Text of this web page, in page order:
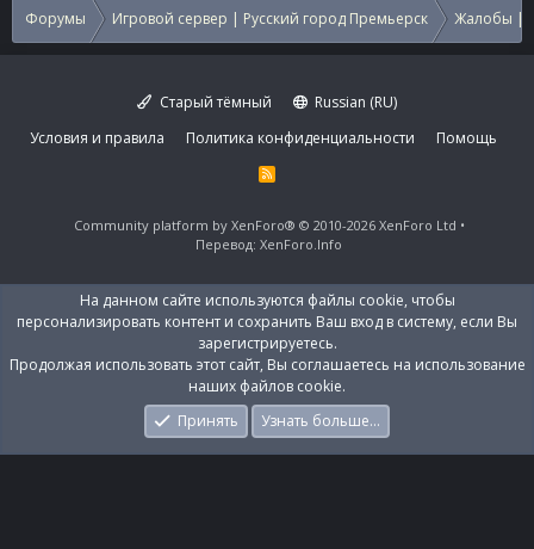
:
Форумы Игровой сервер | Русский город Премьерск Жалобы |
Старый тёмный
Russian (RU)
Условия и правила
Политика конфиденциальности Помощь
R
S
Community platform by XenForo® © 2010-2026 XenForo Ltd
Перевод: XenForo.Info
На данном сайте используются файлы cookie, чтобы
персонализировать контент и сохранить Ваш вход в систему, если Вы
зарегистрируетесь.
Продолжая использовать этот сайт, Вы соглашаетесь на использование
наших файлов cookie.
Принять
Узнать больше…